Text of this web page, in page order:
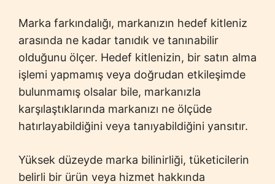
Marka farkındalığı, markanızın hedef kitleniz
arasında ne kadar tanıdık ve tanınabilir
olduğunu ölçer. Hedef kitlenizin, bir satın alma
işlemi yapmamış veya doğrudan etkileşimde
bulunmamış olsalar bile, markanızla
karşılaştıklarında markanızı ne ölçüde
hatırlayabildiğini veya tanıyabildiğini yansıtır.
Yüksek düzeyde marka bilinirliği, tüketicilerin
belirli bir ürün veya hizmet hakkında